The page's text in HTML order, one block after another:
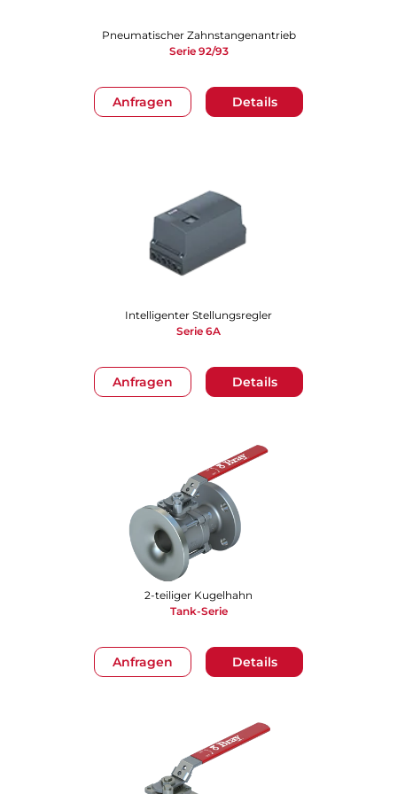
Anfragen Details
Pneumatischer Zahnstangenantrieb
Serie 92/93
Anfragen Details
Intelligenter Stellungsregler
Serie 6A
Anfragen Details
2-teiliger Kugelhahn
Tank-Serie